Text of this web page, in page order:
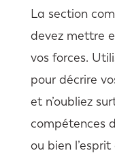
La section
devez mettre
vos forces.
pour décrire
et n’oubliez
compétences
ou bien l’esprit